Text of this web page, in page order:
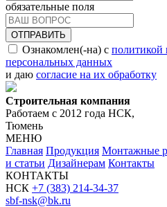
обязательные поля
ОТПРАВИТЬ
Ознакомлен(-на) с политикой
персональных данных
и даю согласие на их обработку
Строительная компания
Работаем с 2012 года НСК,
Тюмень
МЕНЮ
Главная Продукция Монтажные
и статьи Дизайнерам Контакты
КОНТАКТЫ
НСК +7 (383) 214-34-37
sbf-nsk@bk.ru